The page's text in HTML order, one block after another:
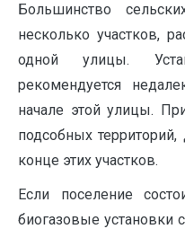
Большинство
несколько участков,
одной улицы.
рекомендуется
начале этой улицы.
подсобных
конце этих участков.
Если поселение
биогазовые установки